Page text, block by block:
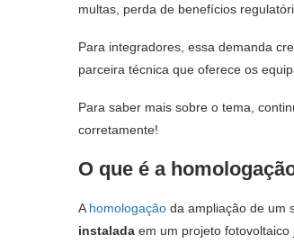
multas, perda de benefícios
Para integradores, essa demanda
parceira técnica que oferece os
Para saber mais sobre o tema,
corretamente!
O que é a
A homologação da ampliação de um
instalada em um projeto